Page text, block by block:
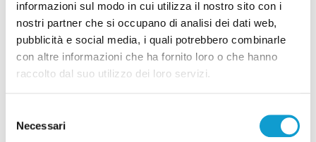
informazioni sul modo in cui utilizza il nostro sito con i
nostri partner che si occupano di analisi dei dati web,
pubblicità e social media, i quali potrebbero combinarle
con altre informazioni che ha fornito loro o che hanno
raccolto dal suo utilizzo dei loro servizi.
delNecessari
Pubblicità